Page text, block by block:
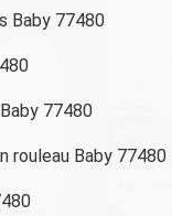
Baby 77480
77480
rouleau Baby 77480